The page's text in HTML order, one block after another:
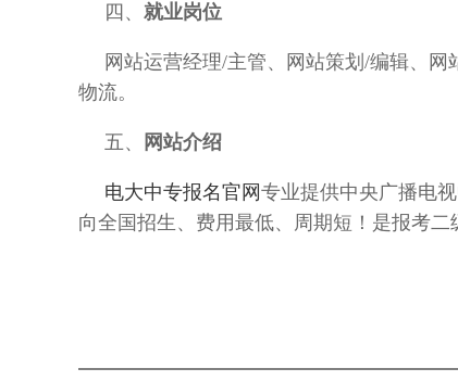
四、 就业岗位
网站运营经理/主管、网站策划/编辑、网
物流。
五、 网站介绍
电大中专报名官网 专业提供中央广播电
向全国招生、费用最低、周期短！ 是报考二